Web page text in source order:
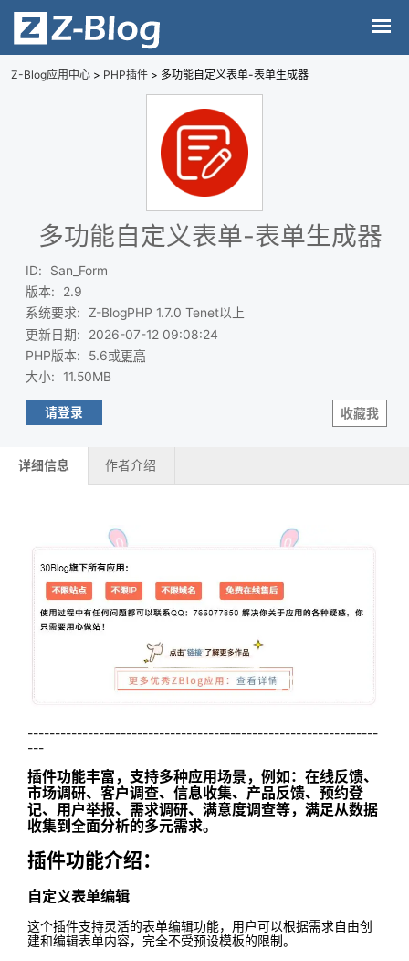
Z-Blog应用中心 > PHP插件 > 多功能自定义表单-表单生成器
多功能自定义表单-表单生成器
ID:
San_Form
版本:
2.9
系统要求:
Z-BlogPHP 1.7.0 Tenet以上
更新日期:
2026-07-12 09:08:24
PHP版本: 5.6或更高
大小: 11.50MB
收藏我
请登录
详细信息 作者介绍
----------------------------------------------------------------
---
插件功能丰富，支持多种应用场景，例如：在线反馈、
市场调研、客户调查、信息收集、产品反馈、预约登
记、用户举报、需求调研、满意度调查等，满足从数据
收集到全面分析的多元需求。
插件功能介绍：
自定义表单编辑
这个插件支持灵活的表单编辑功能，用户可以根据需求自由创
建和编辑表单内容，完全不受预设模板的限制。